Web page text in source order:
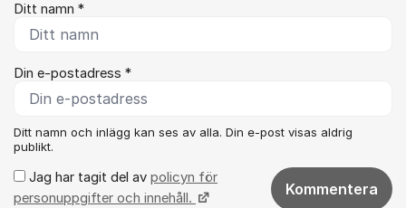
Ditt namn *
Din e-postadress *
Ditt namn och inlägg kan ses av alla. Din e-post visas aldrig
publikt.
Jag har tagit del av policyn för
personuppgifter och innehåll.
Kommentera